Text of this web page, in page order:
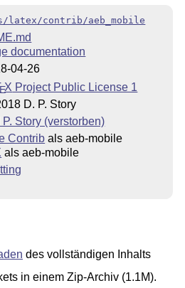
latex/contrib/aeb_mobile
documentation
04-26
X Project Public License 1
D. P. Story
Story (verstorben)
Contrib als aeb-mobile
als aeb-mobile
des vollständigen Inhalts
in einem Zip-Archiv (1.1M).